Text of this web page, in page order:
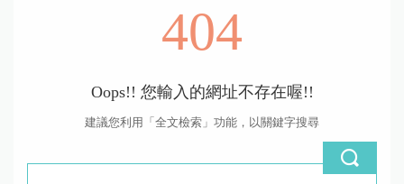
404
Oops!! 您輸入的網址不存在喔!!
建議您利用「全文檢索」功能，以關鍵字搜尋